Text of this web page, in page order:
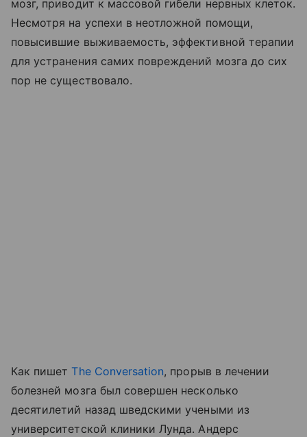
мозг, приводит к массовой гибели нервных клеток.
Несмотря на успехи в неотложной помощи,
повысившие выживаемость, эффективной терапии
для устранения самих повреждений мозга до сих
пор не существовало.
Как пишет The Conversation, прорыв в лечении
болезней мозга был совершен несколько
десятилетий назад шведскими учеными из
университетской клиники Лунда. Андерс